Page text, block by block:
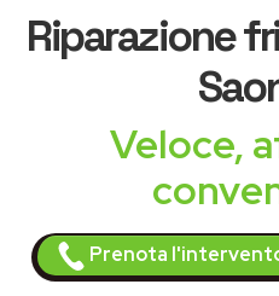
Riparazione
Veloce,
Prenota